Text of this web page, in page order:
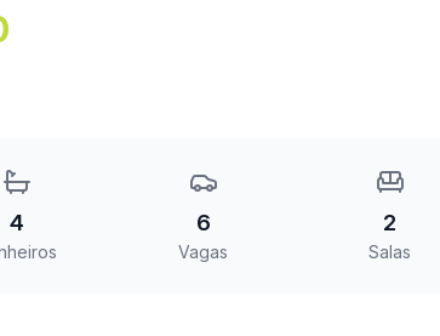
4 6
Vagas
2
Salas